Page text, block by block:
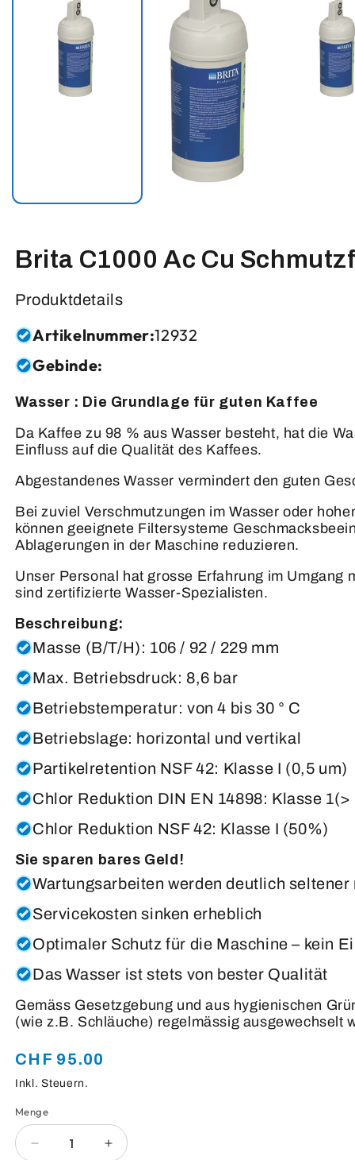
Brita C1000 Ac Cu
Produktdetails
Artikelnummer:12932
Gebinde:
Wasser : Die Grundlage für guten Kaffee
Da Kaffee zu 98 % aus Wasser besteht, hat die
Einfluss auf die Qualität des Kaffees.
Abgestandenes Wasser vermindert den guten
Bei zuviel Verschmutzungen im Wasser oder
können geeignete Filtersysteme
Ablagerungen in der Maschine reduzieren.
Unser Personal hat grosse Erfahrung im Umgang
sind zertifizierte Wasser-Spezialisten.
Beschreibung:
Masse (B/T/H): 106 / 92 / 229 mm
Max. Betriebsdruck: 8,6 bar
Betriebstemperatur: von 4 bis 30 ° C
Betriebslage: horizontal und vertikal
Partikelretention NSF 42: Klasse I (0,5 um)
Chlor Reduktion DIN EN 14898: Klasse
Chlor Reduktion NSF 42: Klasse I (50%)
Sie sparen bares Geld!
Wartungsarbeiten werden deutlich seltener
Servicekosten sinken erheblich
Optimaler Schutz für die Maschine – kein
Das Wasser ist stets von bester Qualität
Gemäss Gesetzgebung und aus hygienischen
(wie z.B. Schläuche) regelmässig ausgewechselt
Normaler
Preis
CHF 95.00
Inkl. Steuern.
Anzahl
Menge
Verringere
Erhöhe